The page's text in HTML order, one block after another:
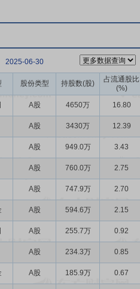
2025-06-30
股份类型 持股数(股)
占流通股比
(%)
A股 4650万 16.80
A股 3430万 12.39
A股 949.0万 3.43
A股 760.0万 2.75
A股 747.9万 2.70
A股 594.6万 2.15
A股 255.7万 0.92
A股 234.3万 0.85
A股 185.9万 0.67